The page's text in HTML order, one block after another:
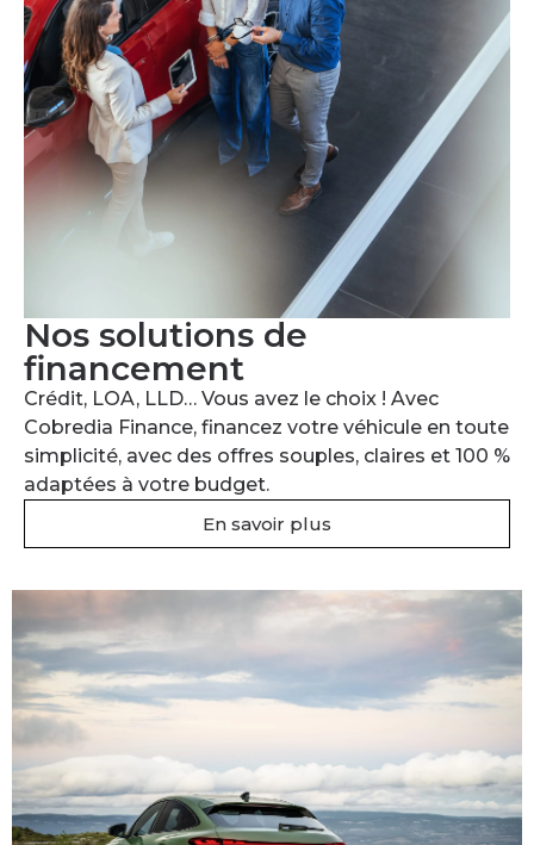
Nos solutions de
financement
Crédit, LOA, LLD… Vous avez le choix ! Avec
Cobredia Finance, financez votre véhicule en toute
simplicité, avec des offres souples, claires et 100 %
adaptées à votre budget.
En savoir plus